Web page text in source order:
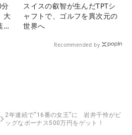
大
スイスの叡智が生んだTPTシ
ャフトで、ゴルフを異次元の
世界へ
Recommended by
2年連続で“16番の女王”に 岩井千怜がビ
ッグなボーナス500万円をゲット！